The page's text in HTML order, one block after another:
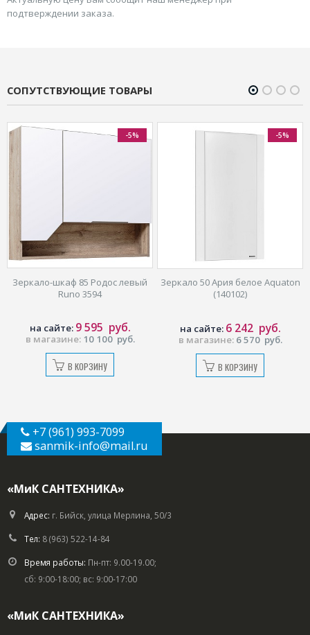
подтверждении заказа.
СОПУТСТВУЮЩИЕ ТОВАРЫ
-5%
Зеркало-шкаф 85 Родос левый
Runo 3594
в магазине: 10 100 руб.
на сайте: 9 595 руб.
В КОРЗИНУ
-5%
Зеркало 50 Ария белое Aquaton
(140102)
в магазине: 6 570 руб.
на сайте: 6 242 руб.
В КОРЗИНУ
+7 (961) 993-7099
sanmik-info@mail.ru
«МиК САНТЕХНИКА»
Адрес: г. Бийск, улица Мерлина, 50/3
Тел: 8 (963) 522-14-84
Время работы: Пн-пт: 9.00-19.00;
сб: 9:00-18:00; вс: 9:00-17:00
«МиК САНТЕХНИКА»